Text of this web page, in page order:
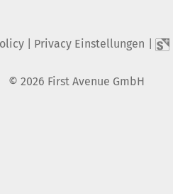
| Privacy Einstellungen
© 2026 First Avenue GmbH